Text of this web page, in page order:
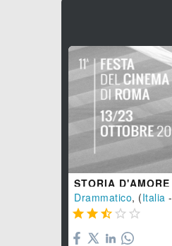
STORIA D'AMORE
Drammatico, (Italia -
    